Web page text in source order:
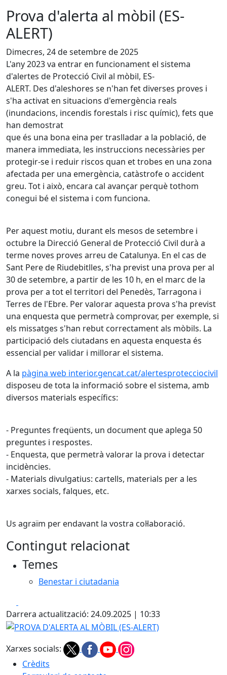
Prova d'alerta al mòbil (ES-
ALERT)
Dimecres, 24 de setembre de 2025
L'any 2023 va entrar en funcionament el sistema
d'alertes de Protecció Civil al mòbil, ES-
ALERT. Des d'aleshores se n'han fet diverses proves i
s'ha activat en situacions d'emergència reals
(inundacions, incendis forestals i risc químic), fets que
han demostrat
que és una bona eina per traslladar a la població, de
manera immediata, les instruccions necessàries per
protegir-se i reduir riscos quan et trobes en una zona
afectada per una emergència, catàstrofe o accident
greu. Tot i això, encara cal avançar perquè tothom
conegui bé el sistema i com funciona.
Per aquest motiu, durant els mesos de setembre i
octubre la Direcció General de Protecció Civil durà a
terme noves proves arreu de Catalunya. En el cas de
Sant Pere de Riudebitlles, s'ha previst una prova per al
30 de setembre, a partir de les 10 h, en el marc de la
prova per a tot el territori del Penedès, Tarragona i
Terres de l'Ebre. Per valorar aquesta prova s'ha previst
una enquesta que permetrà comprovar, per exemple, si
els missatges s'han rebut correctament als mòbils. La
participació dels ciutadans en aquesta enquesta és
essencial per validar i millorar el sistema.
A la pàgina web interior.gencat.cat/alertesprotecciocivil
disposeu de tota la informació sobre el sistema, amb
diversos materials específics:
- Preguntes freqüents, un document que aplega 50
preguntes i respostes.
- Enquesta, que permetrà valorar la prova i detectar
incidències.
- Materials divulgatius: cartells, materials per a les
xarxes socials, falques, etc.
Us agraïm per endavant la vostra col·laboració.
Contingut relacionat
Temes
Benestar i ciutadania
Darrera actualització: 24.09.2025 | 10:33
PROVA D'ALERTA AL MÒBIL (ES-ALERT)
Xarxes socials:
Crèdits